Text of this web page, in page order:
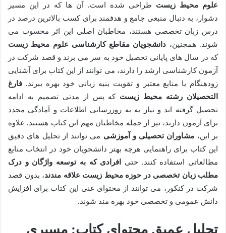
علوم محیط زیست طراحی شده است. آن ها که در این مسیر
دشوار، به دنبال منبعی جامع و هدفمند برای کسب بالاترین درصد در
درس زبان تخصصی هستند، مخاطبان اصلی این اثر محسوب می
شوند. همچنین، دانشجویان مقاطع کارشناسی علوم محیط زیست
که در سال های پایانی تحصیل خود به سر می برند و قصد شرکت در
آزمون کارشناسی ارشد را دارند، می توانند از این کتاب برای آشنایی
زودهنگام با منابع معتبر و تقویت بنیه زبانی خود بهره ببرند. فارغ
التحصیلان رشته محیط زیست که پس از مدتی تصمیم به ادامه
تحصیل گرفته اند و نیاز به به روزرسانی اطلاعات و آمادگی مجدد
برای آزمون دارند، نیز از جمله مخاطبان مهم این کتاب هستند. علاوه
بر این، مشاوران تحصیلی و آموزشی می توانند از تحلیل های دقیق
این کتاب برای راهنمایی هرچه بهتر دانشجویان خود در انتخاب منابع
مطالعاتی استفاده کنند. حتی
افرادی که به توسعه واژگان و درک
مطلب زبان تخصصی در حوزه محیط زیست علاقه مندند، بدون قصد
شرکت در کنکور، می توانند از محتوای غنی این کتاب برای افزایش
دانش عمومی و تخصصی خود بهره مند شوند.
تحلیل عمیق محتوای کتاب: مسیری